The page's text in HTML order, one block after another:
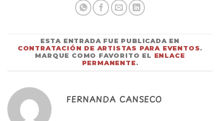
ESTA ENTRADA FUE PUBLICADA EN
CONTRATACIÓN DE ARTISTAS PARA EVENTOS.
MARQUE COMO FAVORITO EL ENLACE
PERMANENTE.
FERNANDA CANSECO